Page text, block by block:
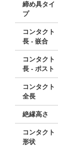
締め具タイ
プ
コンタクト
長 - 嵌合
コンタクト
長 - ポスト
コンタクト
全長
絶縁高さ
コンタクト
形状